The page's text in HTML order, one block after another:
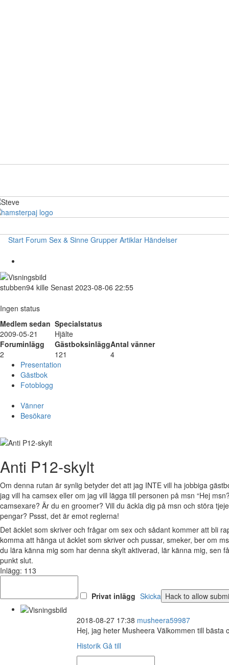
Start Forum Sex & Sinne Grupper Artiklar Händelser
stubben94 kille Senast 2023-08-06 22:55
Ingen status
Medlem sedan Specialstatus
2009-05-21
Hjälte
Foruminlägg
GästboksinläggAntal vänner
2
121
4
Presentation
Gästbok
Fotoblogg
Vänner
Besökare
Anti P12-skylt
Om denna rutan är synlig betyder det att jag INTE vill ha jobbiga
jag vill ha camsex eller om jag vill lägga till personen på msn “Hej
camsexare? Är du en groomer? Vill du äckla dig på msn och störa
pengar? Pssst, det är emot reglerna!
Det äcklet som skriver och frågar om sex och sådant kommer att bli
komma att hänga ut äcklet som skriver och pussar, smeker, ber om
du lära känna mig som har denna skylt aktiverad, lär känna mig,
punkt slut.
Inlägg: 113
Privat inlägg Skicka
2018-08-27 17:38 musheera59987
Hej, jag heter Musheera Välkommen till bästa
Historik Gå till